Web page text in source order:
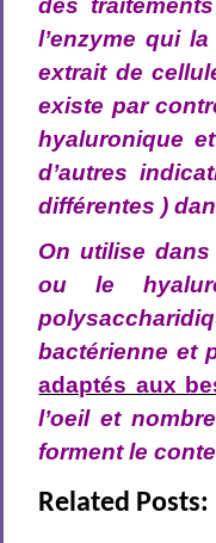
des
l’enzyme qui
extrait de
existe par
hyaluronique
d’autres
différentes )
On utilise
ou le
bactérienne et
adaptés aux
l’oeil et
forment le
Related Posts: